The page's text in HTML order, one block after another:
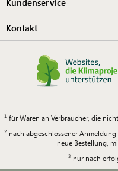
Kontakt
für Waren an Verbraucher, die
nach abgeschlossener
neue Bestellung,
nur nach